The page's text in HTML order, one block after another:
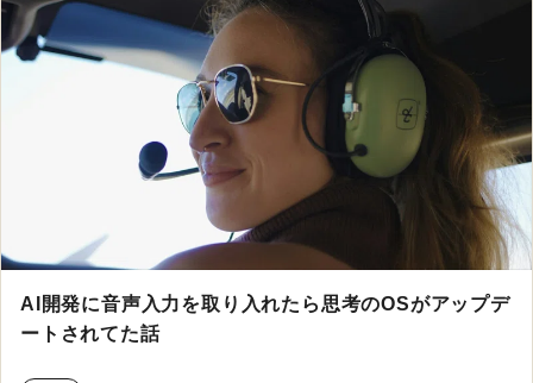
AI開発に音声入力を取り入れたら思考のOSがアップデ
ートされてた話